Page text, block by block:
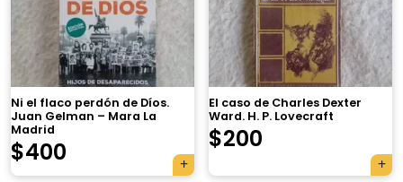
Ni el flaco perdón de Díos.
Juan Gelman – Mara La
Madrid
$400
El caso de Charles Dexter
Ward. H. P. Lovecraft
$200
×
Tu carrito está vacío.
Agregá un producto y aparecerá acá